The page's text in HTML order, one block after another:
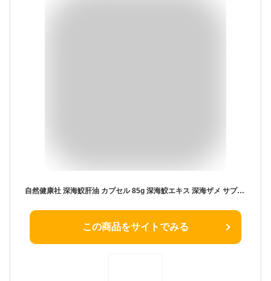
自然健康社 深海鮫肝油 カプセル 85g 深海鮫エキス 深海ザメ サプリメント スクワレン
この商品をサイトでみる